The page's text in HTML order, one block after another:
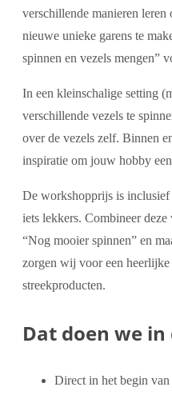
verschillende manieren leren
nieuwe unieke garens te
spinnen en vezels mengen”
In een kleinschalige setting
verschillende vezels te
over de vezels zelf. Binnen
inspiratie om jouw hobby
De workshopprijs is
iets lekkers. Combineer
“Nog mooier spinnen” en
zorgen wij voor een
streekproducten.
Dat doen we
Direct in het begin